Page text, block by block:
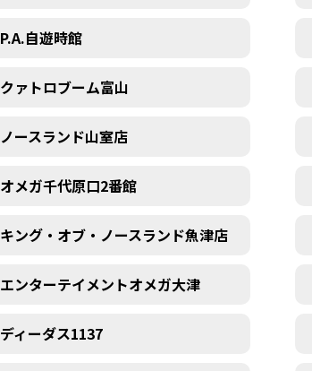
P.A.自遊時館
クァトロブーム富山
ノースランド山室店
オメガ千代原口2番館
キング・オブ・ノースランド魚津店
エンターテイメントオメガ大津
ディーダス1137